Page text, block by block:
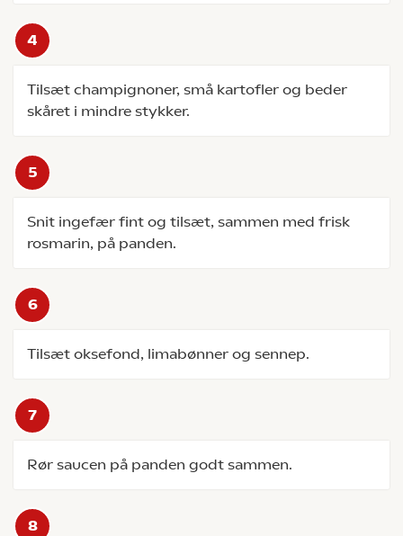
Tilsæt champignoner, små kartofler og beder
skåret i mindre stykker.
Snit ingefær fint og tilsæt, sammen med frisk
rosmarin, på panden.
Tilsæt oksefond, limabønner og sennep.
Rør saucen på panden godt sammen.